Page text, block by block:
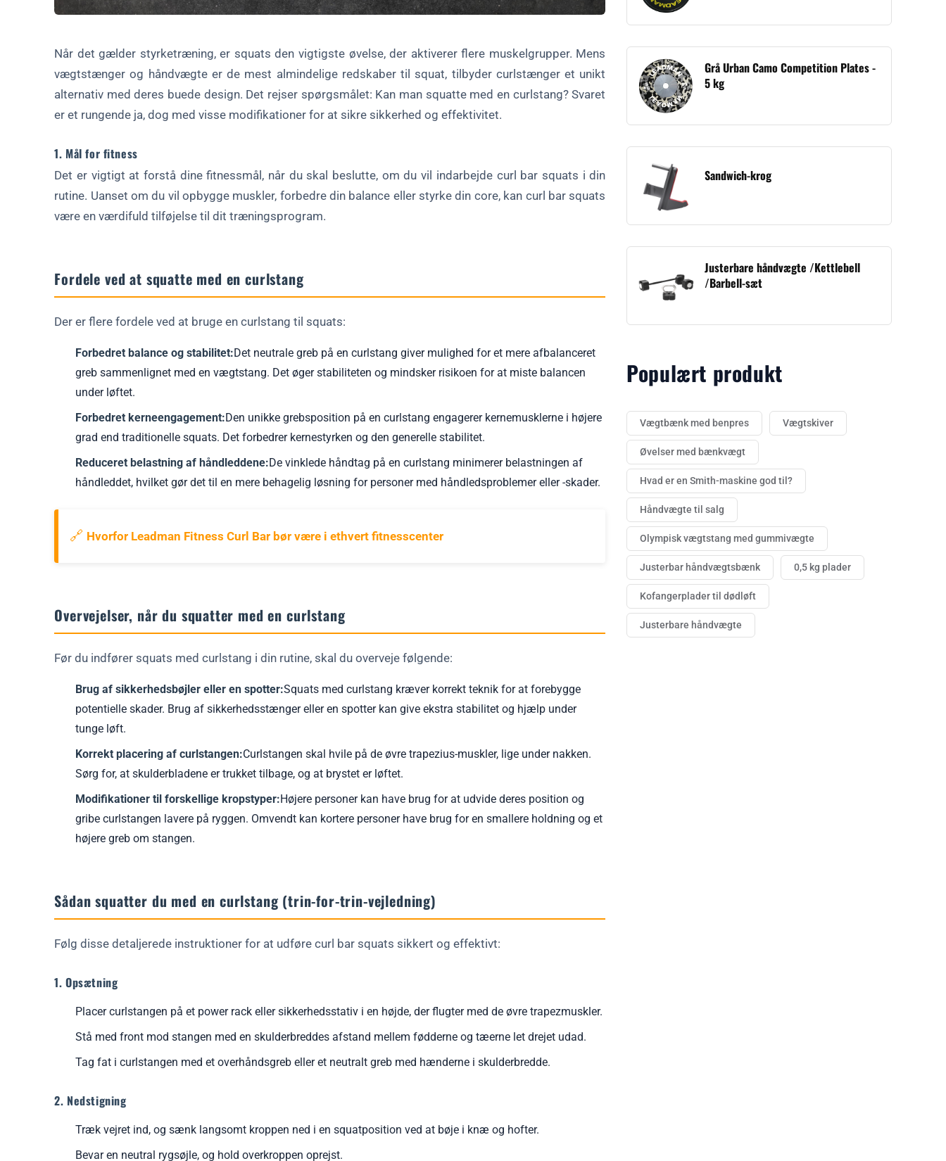
Tabel: Sammenligning af squat-variationer
Når det gælder styrketræning, er squats den vigtigste øvelse, der aktiverer flere muskelgrupper. Mens
vægtstænger og håndvægte er de mest almindelige redskaber til squat, tilbyder curlstænger et unikt
alternativ med deres buede design. Det rejser spørgsmålet: Kan man squatte med en curlstang? Svaret
er et rungende ja, dog med visse modifikationer for at sikre sikkerhed og effektivitet.
1. Mål for fitness
Det er vigtigt at forstå dine fitnessmål, når du skal beslutte, om du vil indarbejde curl bar squats i din
rutine. Uanset om du vil opbygge muskler, forbedre din balance eller styrke din core, kan curl bar squats
være en værdifuld tilføjelse til dit træningsprogram.
Fordele ved at squatte med en curlstang
Der er flere fordele ved at bruge en curlstang til squats:
Forbedret balance og stabilitet:Det neutrale greb på en curlstang giver mulighed for et mere afbalanceret
greb sammenlignet med en vægtstang. Det øger stabiliteten og mindsker risikoen for at miste balancen
under løftet.
Forbedret kerneengagement:Den unikke grebsposition på en curlstang engagerer kernemusklerne i højere
grad end traditionelle squats. Det forbedrer kernestyrken og den generelle stabilitet.
Reduceret belastning af håndleddene:De vinklede håndtag på en curlstang minimerer belastningen af
håndleddet, hvilket gør det til en mere behagelig løsning for personer med håndledsproblemer eller -skader.
🔗 Hvorfor Leadman Fitness Curl Bar bør være i ethvert fitnesscenter
Overvejelser, når du squatter med en curlstang
Før du indfører squats med curlstang i din rutine, skal du overveje følgende:
Brug af sikkerhedsbøjler eller en spotter:Squats med curlstang kræver korrekt teknik for at forebygge
potentielle skader. Brug af sikkerhedsstænger eller en spotter kan give ekstra stabilitet og hjælp under
tunge løft.
Korrekt placering af curlstangen:Curlstangen skal hvile på de øvre trapezius-muskler, lige under nakken.
Sørg for, at skulderbladene er trukket tilbage, og at brystet er løftet.
Modifikationer til forskellige kropstyper:Højere personer kan have brug for at udvide deres position og
gribe curlstangen lavere på ryggen. Omvendt kan kortere personer have brug for en smallere holdning og et
højere greb om stangen.
Sådan squatter du med en curlstang (trin-for-trin-vejledning)
Følg disse detaljerede instruktioner for at udføre curl bar squats sikkert og effektivt:
1. Opsætning
Placer curlstangen på et power rack eller sikkerhedsstativ i en højde, der flugter med de øvre trapezmuskler.
Stå med front mod stangen med en skulderbreddes afstand mellem fødderne og tæerne let drejet udad.
Tag fat i curlstangen med et overhåndsgreb eller et neutralt greb med hænderne i skulderbredde.
2. Nedstigning
Træk vejret ind, og sænk langsomt kroppen ned i en squatposition ved at bøje i knæ og hofter.
Bevar en neutral rygsøjle, og hold overkroppen oprejst.
Grå Urban Camo Competition Plates -
5 kg
Sandwich-krog
Justerbare håndvægte /Kettlebell
/Barbell-sæt
Populært produkt
Vægtbænk med benpres Vægtskiver
Øvelser med bænkvægt
Hvad er en Smith-maskine god til?
Håndvægte til salg
Olympisk vægtstang med gummivægte
Justerbar håndvægtsbænk 0,5 kg plader
Kofangerplader til dødløft
Justerbare håndvægte